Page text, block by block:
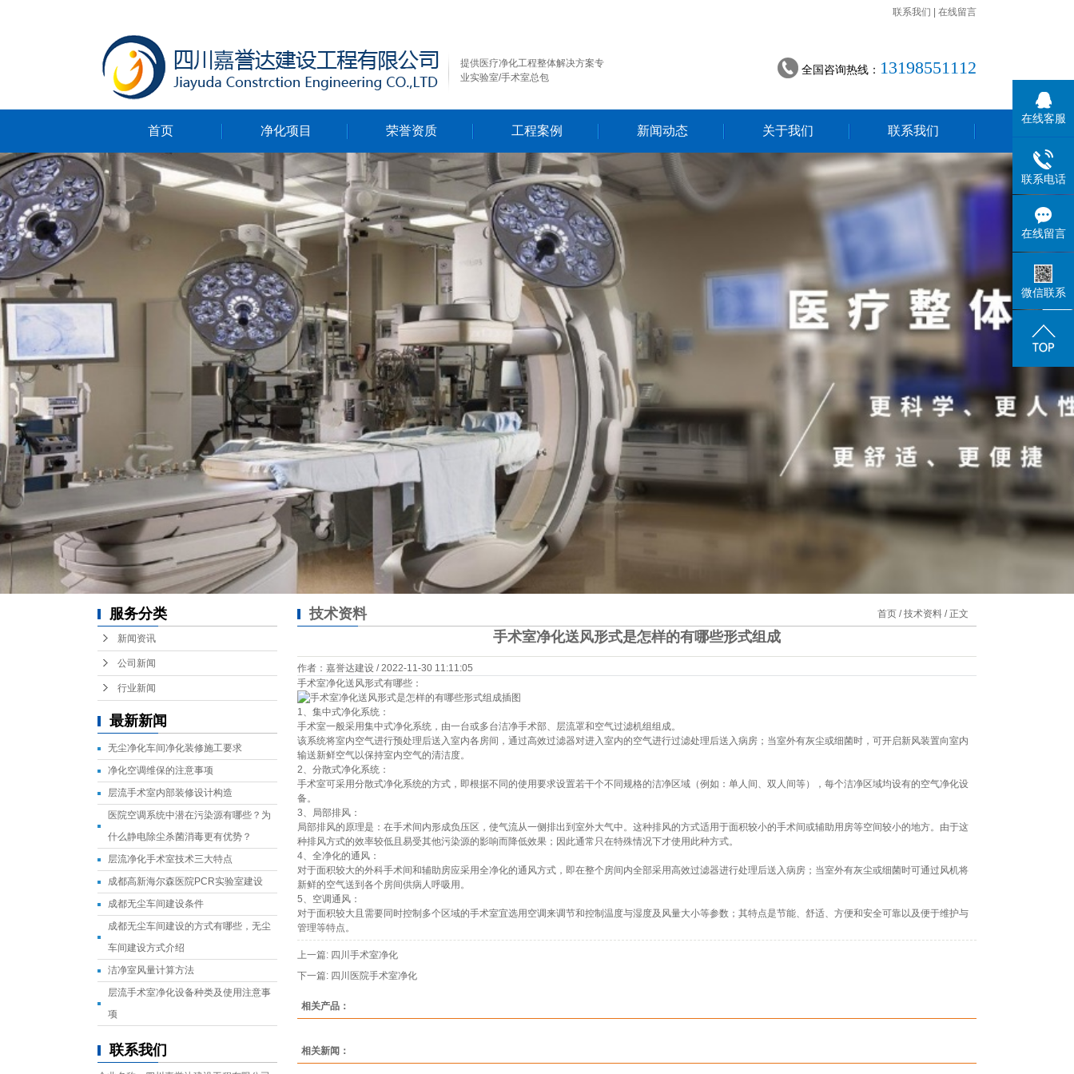
联系我们 在线留言
提供医疗净化工程整体解决方案专
业实验室/手术室总包
全国咨询热线： 13198551112
首页 净化项目
净化无尘车间
净化ICU病房
净化手术室
净化实验室
荣誉资质 工程案例 新闻动态
行业新闻
公司新闻
关于我们 联系我们
技术资料 首页 /技术资料 / 正文
手术室净化送风形式是怎样的有哪些形式组成
作者：嘉誉达建设 / 2022-11-30 11:11:05
手术室净化送风形式有哪些：
1、集中式净化系统：
手术室一般采用集中式净化系统，由一台或多台洁净手术部、层流罩和空气过滤机组组成。
该系统将室内空气进行预处理后送入室内各房间，通过高效过滤器对进入室内的空气进行过滤处理后送入病房；当室外有灰尘或细菌时，可开启新风装置向室内
输送新鲜空气以保持室内空气的清洁度。
2、分散式净化系统：
手术室可采用分散式净化系统的方式，即根据不同的使用要求设置若干个不同规格的洁净区域（例如：单人间、双人间等），每个洁净区域均设有的空气净化设
备。
3、局部排风：
局部排风的原理是：在手术间内形成负压区，使气流从一侧排出到室外大气中。这种排风的方式适用于面积较小的手术间或辅助用房等空间较小的地方。由于这
种排风方式的效率较低且易受其他污染源的影响而降低效果；因此通常只在特殊情况下才使用此种方式。
4、全净化的通风：
对于面积较大的外科手术间和辅助房应采用全净化的通风方式，即在整个房间内全部采用高效过滤器进行处理后送入病房；当室外有灰尘或细菌时可通过风机将
新鲜的空气送到各个房间供病人呼吸用。
5、空调通风：
对于面积较大且需要同时控制多个区域的手术室宜选用空调来调节和控制温度与湿度及风量大小等参数；其特点是节能、舒适、方便和安全可靠以及便于维护与
管理等特点。
上一篇: 四川手术室净化
下一篇: 四川医院手术室净化
相关产品：
相关新闻：
服务分类
新闻资讯
公司新闻
行业新闻
最新新闻
无尘净化车间净化装修施工要求
净化空调维保的注意事项
层流手术室内部装修设计构造
医院空调系统中潜在污染源有哪些？为
什么静电除尘杀菌消毒更有优势？
层流净化手术室技术三大特点
成都高新海尔森医院PCR实验室建设
成都无尘车间建设条件
成都无尘车间建设的方式有哪些，无尘
车间建设方式介绍
洁净室风量计算方法
层流手术室净化设备种类及使用注意事
项
联系我们
在线客服
联系电话
在线留言
微信联系